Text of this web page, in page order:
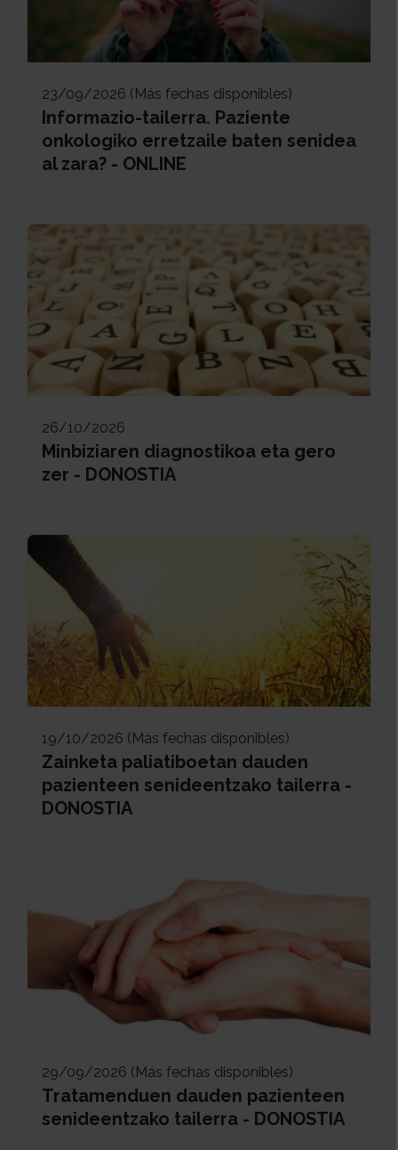
23/09/2026 (Más fechas disponibles)
Informazio-tailerra. Paziente
onkologiko erretzaile baten senidea
al zara? - ONLINE
26/10/2026
Minbiziaren diagnostikoa eta gero
zer - DONOSTIA
19/10/2026 (Más fechas disponibles)
Zainketa paliatiboetan dauden
pazienteen senideentzako tailerra -
DONOSTIA
29/09/2026 (Más fechas disponibles)
Tratamenduen dauden pazienteen
senideentzako tailerra - DONOSTIA